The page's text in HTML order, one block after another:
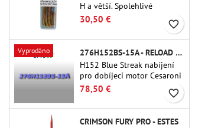
H a větší. Spolehlivé
zapalování motorů až do
délky 91 cm.
30,50 € favorite_border
Vyprodáno
276H152BS-15A - RELOAD 38MM CTI
H152 Blue Streak nabíjení
pro dobíjecí motor Cesaroni
P38-2G. 15sekundové
zpoždění je nastavitelné
pomocí nástroje ProDAT 38
78,50 € favorite_border
CRIMSON FURY PRO - ESTES